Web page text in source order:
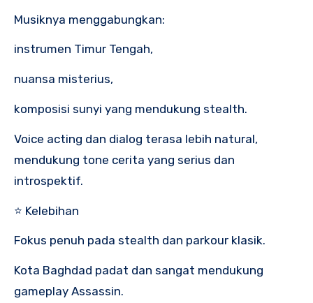
Musiknya menggabungkan:
instrumen Timur Tengah,
nuansa misterius,
komposisi sunyi yang mendukung stealth.
Voice acting dan dialog terasa lebih natural,
mendukung tone cerita yang serius dan
introspektif.
⭐ Kelebihan
Fokus penuh pada stealth dan parkour klasik.
Kota Baghdad padat dan sangat mendukung
gameplay Assassin.